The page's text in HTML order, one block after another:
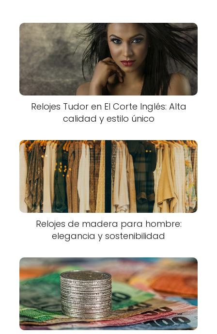
Relojes Tudor en El Corte Inglés: Alta
calidad y estilo único
Relojes de madera para hombre:
elegancia y sostenibilidad